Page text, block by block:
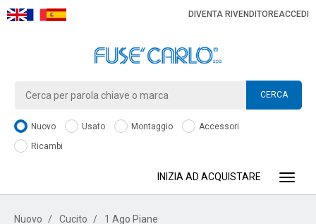
DIVENTA RIVENDITOREACCEDI
CERCA
Nuovo Usato Montaggio
Accessori
Ricambi
INIZIA AD ACQUISTARE
Nuovo Cucito
1 Ago Piane